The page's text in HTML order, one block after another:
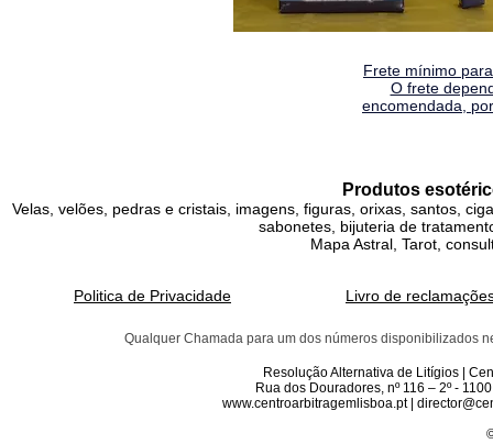
Frete mínimo
O frete
encomendada,
Produtos
Velas, velões, pedras e cristais, imagens, figuras, orixas, santos,
sabonetes, bijuteria de
Mapa Astral, Tarot,
Politica de Privacidade Livro de
Qualquer Chamada para um dos números disponibilizados
Resolução Alternativa de Litígios |
Rua dos Douradores, nº 116 – 2º -
www.centroarbitragemlisboa.pt |